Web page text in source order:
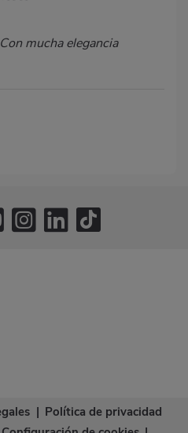
mucha elegancia
| Política de privacidad